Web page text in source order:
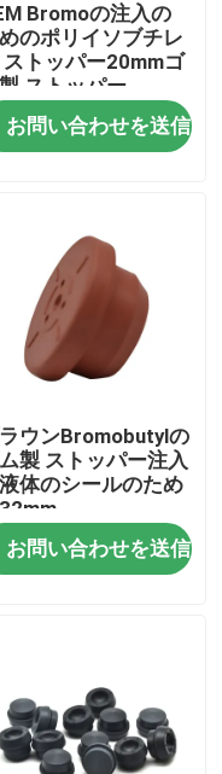
Bromoの注入の
のポリイソブチレ
ストッパー20mmゴ
ストッパー
お問い合わせを送信
ウンBromobutylの
製 ストッパー注入
体のシールのため
お問い合わせを送信